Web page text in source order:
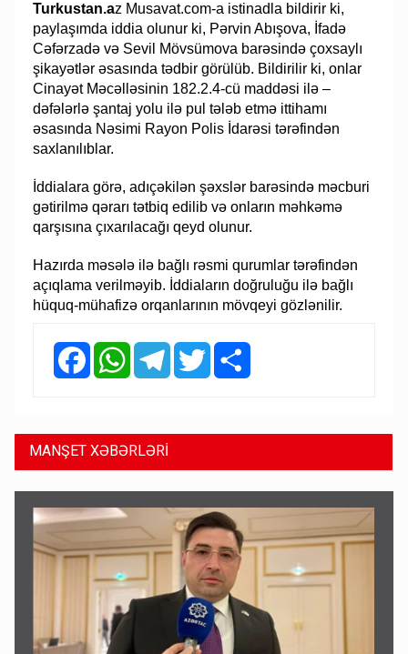
Turkustan.az Musavat.com-a istinadla bildirir ki,
paylaşımda iddia olunur ki, Pərvin Abışova, İfadə
Cəfərzadə və Sevil Mövsümova barəsində çoxsaylı
şikayətlər əsasında tədbir görülüb. Bildirilir ki, onlar
Cinayət Məcəlləsinin 182.2.4-cü maddəsi ilə –
dəfələrlə şantaj yolu ilə pul tələb etmə ittihamı
əsasında Nəsimi Rayon Polis İdarəsi tərəfindən
saxlanılıblar.
İddialara görə, adıçəkilən şəxslər barəsində məcburi
gətirilmə qərarı tətbiq edilib və onların məhkəmə
qarşısına çıxarılacağı qeyd olunur.
Hazırda məsələ ilə bağlı rəsmi qurumlar tərəfindən
açıqlama verilməyib. İddiaların doğruluğu ilə bağlı
hüquq-mühafizə orqanlarının mövqeyi gözlənilir.
FacebookWhatsAppTelegramTwitter
MANŞET XƏBƏRLƏRİ